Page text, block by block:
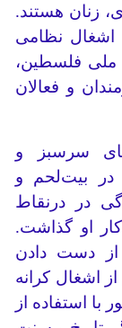
زنان هستند.
اشغال نظامی
ملی فلسطین،
و فعالان
سرسبز و
در بیت‌لحم و
در درنقاط
او گذاشت.
از دست دادن
اشغال کرانه
در سال 1967. منصور با استفاده از